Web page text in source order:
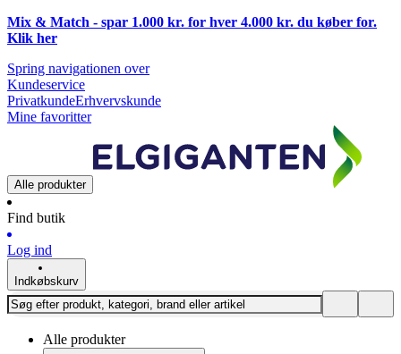
Mix & Match - spar 1.000 kr. for hver 4.000 kr. du køber for.
Klik her
Spring navigationen over
Kundeservice
PrivatkundeErhvervskunde
Mine favoritter
Alle produkter
Find butik
Log ind
Indkøbskurv
Alle produkter